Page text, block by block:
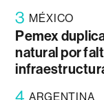
3 MÉXICO
Pemex
natural por
ARGENTINA